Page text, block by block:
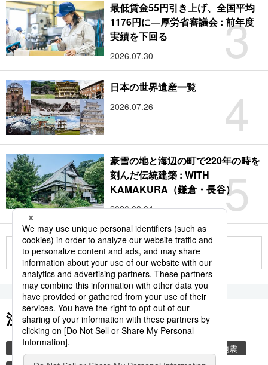
3
最低賃金55円引き上げ、全国平均
1176円に―厚労省審議会 : 前年度
実績を下回る
2026.07.30
4
日本の世界遺産一覧
2026.07.26
5
豪雪の地と海辺の町で220年の時を
刻んだ伝統建築 : WITH
KAMAKURA（鎌倉・長谷）
2026.08.04
もっと見る
注目のキーワード
共同通信ニュース
地震